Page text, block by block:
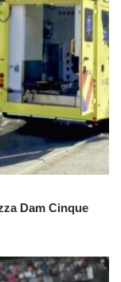
Dam Cinque